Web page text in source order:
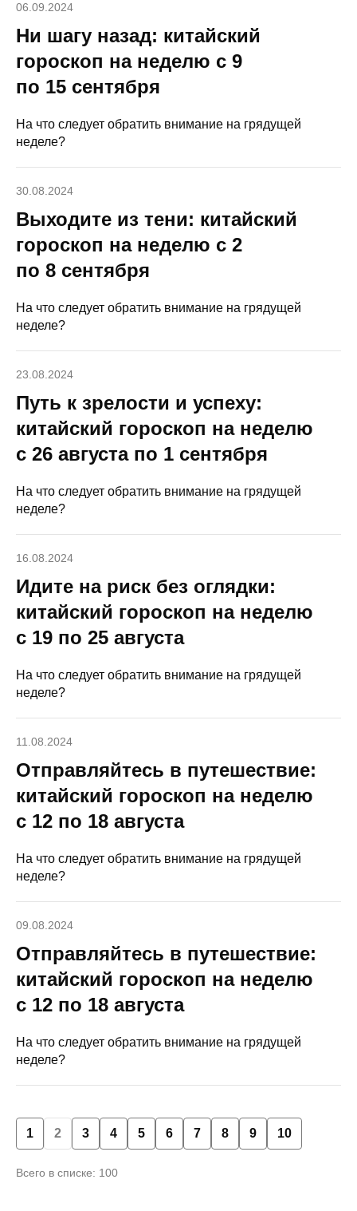
06.09.2024
Ни шагу назад: китайский
гороскоп на неделю с 9
по 15 сентября
На что следует обратить внимание на грядущей
неделе?
30.08.2024
Выходите из тени: китайский
гороскоп на неделю с 2
по 8 сентября
На что следует обратить внимание на грядущей
неделе?
23.08.2024
Путь к зрелости и успеху:
китайский гороскоп на неделю
с 26 августа по 1 сентября
На что следует обратить внимание на грядущей
неделе?
16.08.2024
Идите на риск без оглядки:
китайский гороскоп на неделю
с 19 по 25 августа
На что следует обратить внимание на грядущей
неделе?
11.08.2024
Отправляйтесь в путешествие:
китайский гороскоп на неделю
с 12 по 18 августа
На что следует обратить внимание на грядущей
неделе?
09.08.2024
Отправляйтесь в путешествие:
китайский гороскоп на неделю
с 12 по 18 августа
На что следует обратить внимание на грядущей
неделе?
1 2 3 4 5 6 7 8 9 10
Всего в списке: 100